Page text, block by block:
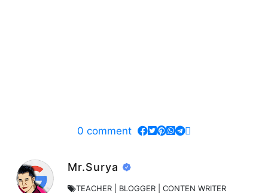
0 comment
Mr.Surya
TEACHER | BLOGGER | CONTEN WRITER